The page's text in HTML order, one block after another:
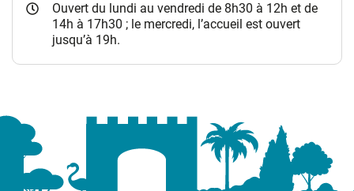
Ouvert du lundi au vendredi de 8h30 à 12h et de
14h à 17h30 ; le mercredi, l’accueil est ouvert
jusqu’à 19h.